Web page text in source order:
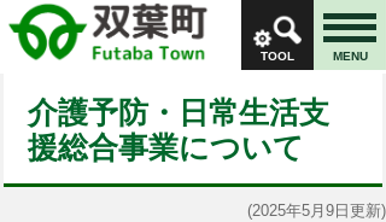
TOOL MENU
介護予防・日常生活支
援総合事業について
(2025年5月9日更新)